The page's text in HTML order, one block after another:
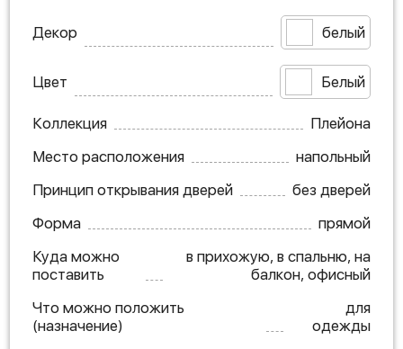
Декор белый
Цвет Белый
Коллекция
Плейона
Место расположения
напольный
Принцип открывания дверей
без дверей
Форма
прямой
Куда можно
поставить
в прихожую, в спальню, на
балкон, офисный
Что можно положить
(назначение)
для
одежды